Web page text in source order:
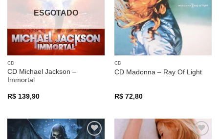
ESGOTADO
CD
CD Michael Jackson –
Immortal
R$139,90
CD
CD Madonna – Ray Of Light
R$72,80